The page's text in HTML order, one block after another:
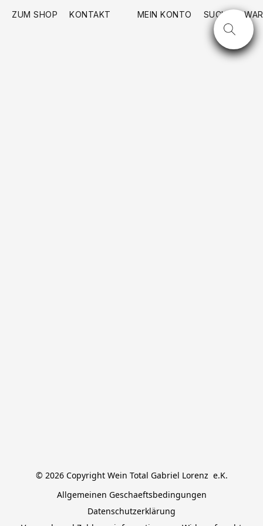
ZUM SHOP KONTAKT MEIN KONTO SUCHE
© 2026 Copyright Wein Total Gabriel Lorenz  e.K.
Allgemeinen Geschaeftsbedingungen
Datenschutzerklärung